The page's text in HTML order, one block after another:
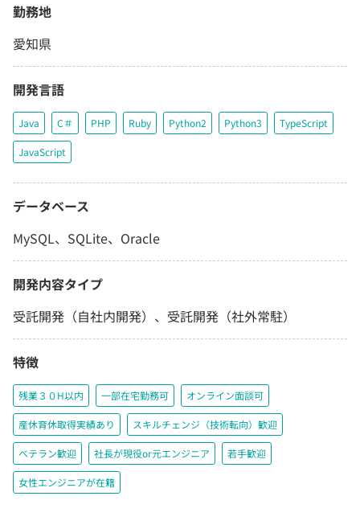
勤務地
愛知県
開発言語
Java C＃ PHP Ruby Python2 Python3 TypeScript
JavaScript
データベース
MySQL、SQLite、Oracle
開発内容タイプ
受託開発（自社内開発）、受託開発（社外常駐）
特徴
残業３０H以内 一部在宅勤務可 オンライン面談可
産休育休取得実績あり スキルチェンジ（技術転向）歓迎
ベテラン歓迎 社長が現役or元エンジニア 若手歓迎
女性エンジニアが在籍